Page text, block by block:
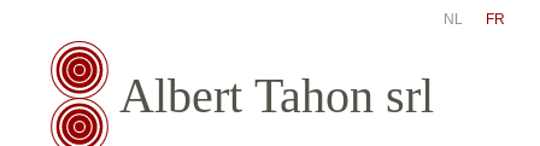
NL FR